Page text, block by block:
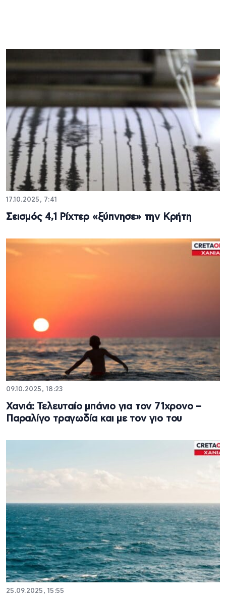
17.10.2025, 7:41
Σεισμός 4,1 Ρίχτερ «ξύπνησε» την Κρήτη
09.10.2025, 18:23
Χανιά: Τελευταίο μπάνιο για τον 71χρονο –
Παραλίγο τραγωδία και με τον γιο του
25.09.2025, 15:55